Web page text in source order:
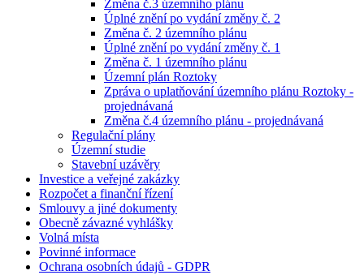
Změna č.3 územního plánu
Úplné znění po vydání změny č. 2
Změna č. 2 územního plánu
Úplné znění po vydání změny č. 1
Změna č. 1 územního plánu
Územní plán Roztoky
Zpráva o uplatňování územního plánu Roztoky -
projednávaná
Změna č.4 územního plánu - projednávaná
Regulační plány
Územní studie
Stavební uzávěry
Investice a veřejné zakázky
Rozpočet a finanční řízení
Smlouvy a jiné dokumenty
Obecně závazné vyhlášky
Volná místa
Povinné informace
Ochrana osobních údajů - GDPR